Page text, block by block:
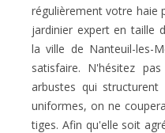
régulièrement votre haie
jardinier expert en taille
la ville de Nanteuil-les-
satisfaire. N'hésitez
arbustes qui
uniformes, on ne
tiges. Afin qu'elle soit